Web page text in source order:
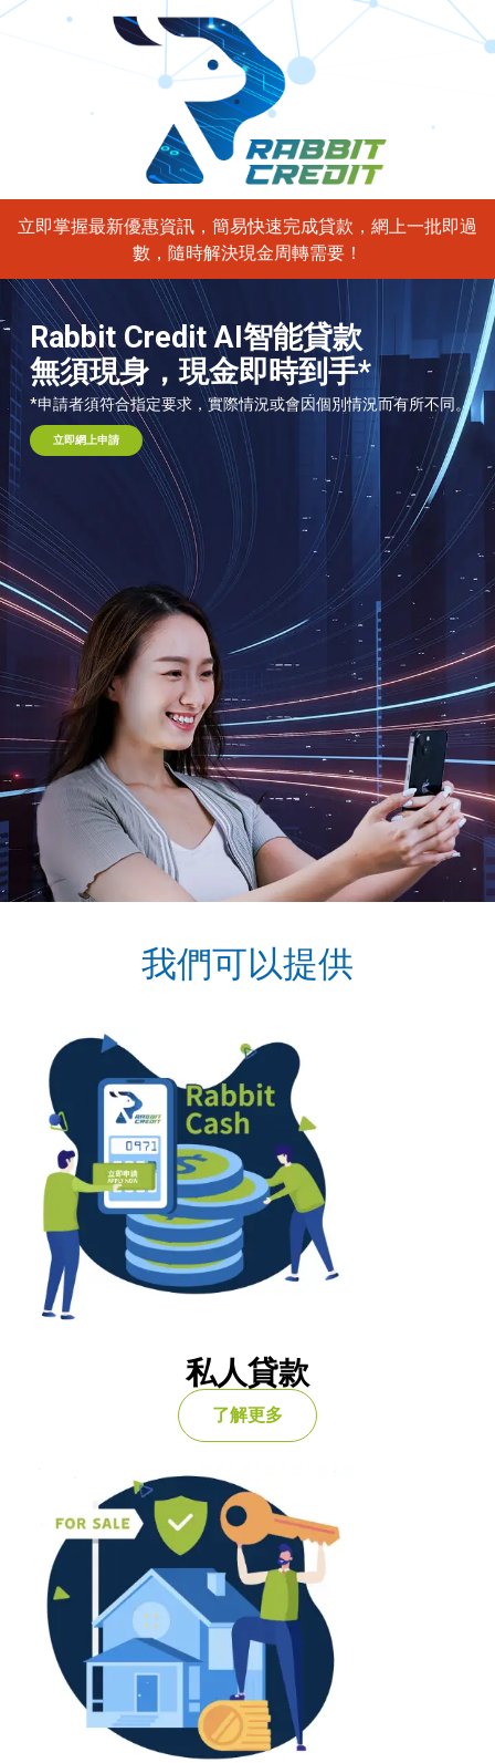
立即掌握最新優惠資訊，簡易快速完成貸款，網上一批即過
數，隨時解決現金周轉需要！
Rabbit Credit AI智能貸款
無須現身，現金即時到手*
*申請者須符合指定要求，實際情況或會因個別情況而有所不同。
立即網上申請
我們可以提供
私人貸款
了解更多